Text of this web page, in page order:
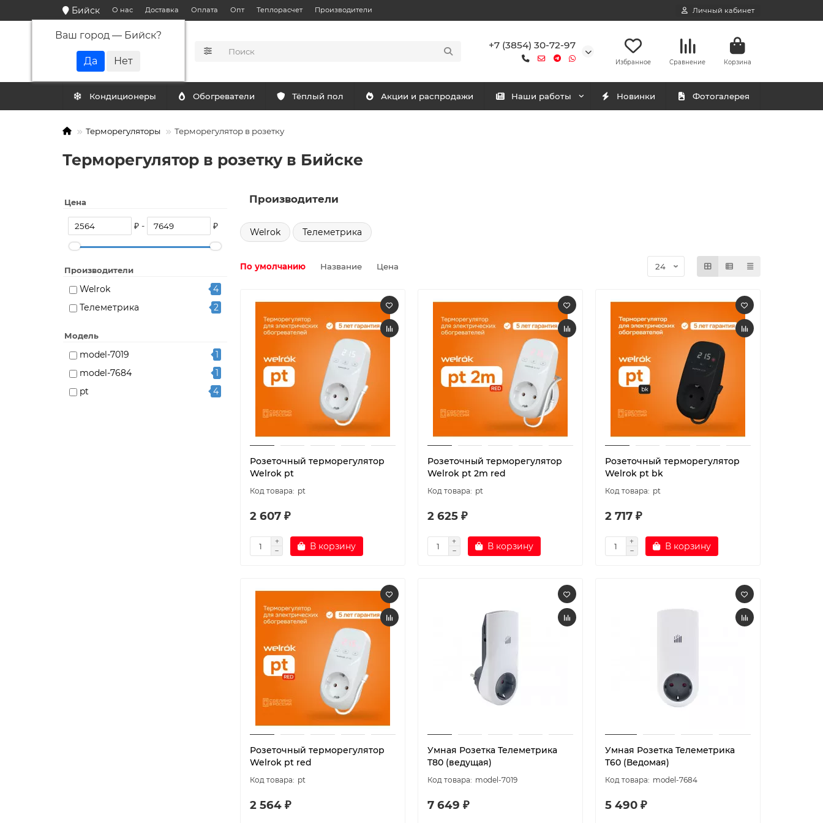
Бийск
Ваш город — Бийск?
О нас Доставка Оплата Опт Теплорасчет Производители Личный кабинет
+7 (3854) 30-72-97
Избранное Сравнение Корзина
Кондиционеры Обогреватели Тёплый пол Акции и распродажи Наши работы Новинки Фотогалерея
Терморегуляторы Терморегулятор в розетку
Терморегулятор в розетку в Бийске
Цена
₽ - ₽
Производители
Welrok
4
Телеметрика
2
Модель
model-7019
1
model-7684
1
pt
4
Производители
Welrok Телеметрика
По умолчанию Название Цена
Розеточный терморегулятор
Welrok pt
pt
2 607 ₽
В корзину
Розеточный терморегулятор
Welrok pt 2m red
pt
2 625 ₽
В корзину
Розеточный терморегулятор
Welrok pt bk
pt
2 717 ₽
В корзину
Розеточный терморегулятор
Welrok pt red
pt
2 564 ₽
Умная Розетка Телеметрика
T80 (ведущая)
model-7019
7 649 ₽
Умная Розетка Телеметрика
Т60 (Ведомая)
model-7684
5 490 ₽